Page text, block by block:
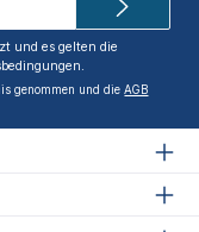
und es gelten die
.
genommen und dieAGB